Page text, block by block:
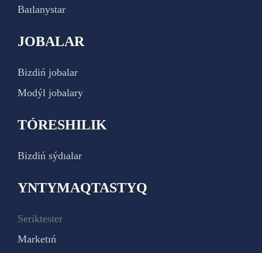
Baılanystar
JOBALAR
Bizdiń jobalar
Modýl jobalary
TÓRESHILIK
Bizdiń sýdıalar
YNTYMAQTASTYQ
Seriktester
Marketıń